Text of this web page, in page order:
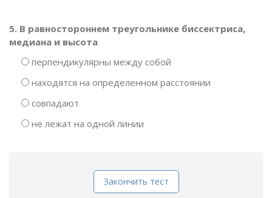
5. В равностороннем треугольнике биссектриса,
медиана и высота
перпендикулярны между собой
находятся на определенном расстоянии
совпадают
не лежат на одной линии
Закончить тест